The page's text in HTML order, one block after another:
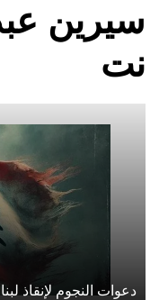
سيرين
نت
دعوات النجوم لإنقاذ